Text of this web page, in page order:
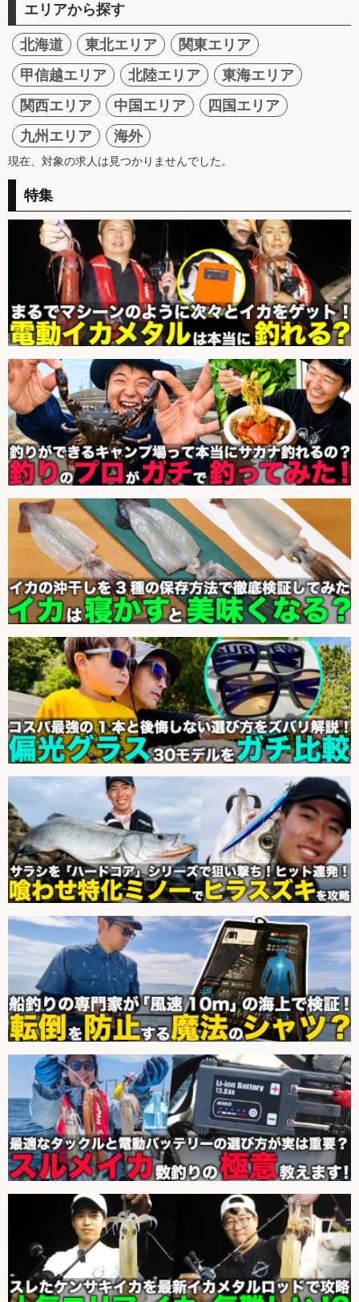
エリアから探す
北海道 東北エリア
関東エリア
甲信越エリア
北陸エリア
東海エリア
関西エリア
中国エリア
四国エリア
九州エリア
海外
現在、対象の求人は見つかりませんでした。
特集